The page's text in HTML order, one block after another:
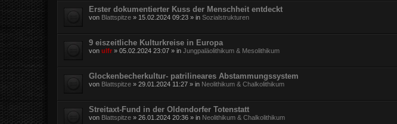
Erster dokumentierter Kuss der Menschheit entdeckt
von Blattspitze » 15.02.2024 09:23 » in Sozialstrukturen
9 eiszeitliche Kulturkreise in Europa
von ulfr » 05.02.2024 23:07 » in Jungpaläolithikum & Mesolithikum
Glockenbecherkultur- patrilineares Abstammungssystem
von Blattspitze » 29.01.2024 11:27 » in Neolithikum & Chalkolithikum
Streitaxt-Fund in der Oldendorfer Totenstatt
von Blattspitze » 26.01.2024 20:36 » in Neolithikum & Chalkolithikum